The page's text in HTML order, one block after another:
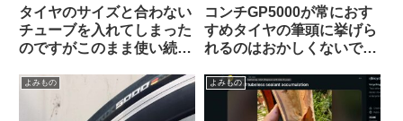
タイヤのサイズと合わない
チューブを入れてしまった
のですがこのまま使い続け
外掲示板より）
コンチGP5000が常におす
すめタイヤの筆頭に挙げら
れるのはおかしくないです
よみもの よみもの